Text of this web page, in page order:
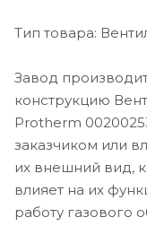
Тип товара:
Завод
конструкцию
Protherm
заказчиком или
их внешний вид,
влияет на их
работу газового